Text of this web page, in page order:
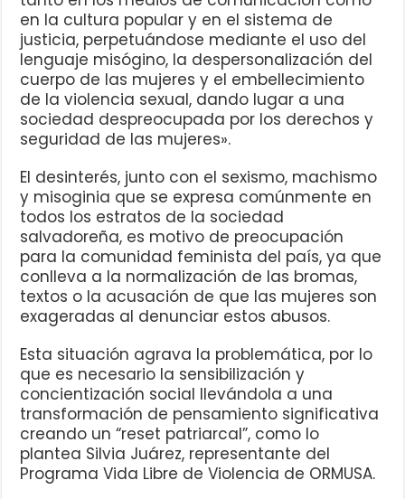
en la cultura popular y en el sistema de
justicia, perpetuándose mediante el uso del
lenguaje misógino, la despersonalización del
cuerpo de las mujeres y el embellecimiento
de la violencia sexual, dando lugar a una
sociedad despreocupada por los derechos y
seguridad de las mujeres».
El desinterés, junto con el sexismo, machismo
y misoginia que se expresa comúnmente en
todos los estratos de la sociedad
salvadoreña, es motivo de preocupación
para la comunidad feminista del país, ya que
conlleva a la normalización de las bromas,
textos o la acusación de que las mujeres son
exageradas al denunciar estos abusos.
Esta situación agrava la problemática, por lo
que es necesario la sensibilización y
concientización social llevándola a una
transformación de pensamiento significativa
creando un “reset patriarcal”, como lo
plantea Silvia Juárez, representante del
Programa Vida Libre de Violencia de ORMUSA.